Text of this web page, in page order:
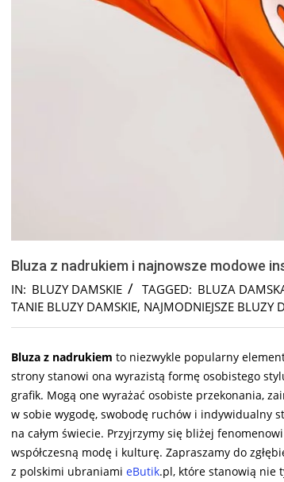
Bluza z nadrukiem i najnowsze modowe
IN: BLUZY DAMSKIE TAGGED: BLUZA
TANIE BLUZY DAMSKIE, NAJMODNIEJSZE BLUZY
Bluza z nadrukiem to niezwykle popularny
strony stanowi ona wyrazistą formę osobistego
grafik. Mogą one wyrażać osobiste przekonania,
w sobie wygodę, swobodę ruchów i indywidualny
na całym świecie. Przyjrzymy się bliżej
współczesną modę i kulturę. Zapraszamy do
z polskimi ubraniami eButik.pl, które stanowią nie